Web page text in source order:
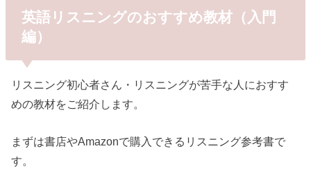
英語リスニングのおすすめ教材（入門
編）
リスニング初心者さん・リスニングが苦手な人におすす
めの教材をご紹介します。
まずは書店やAmazonで購入できるリスニング参考書で
す。